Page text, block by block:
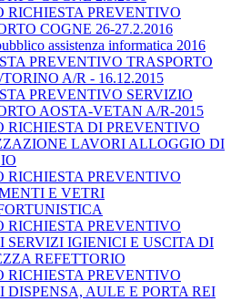
RICHIESTA PREVENTIVO
COGNE 26-27.2.2016
assistenza informatica 2016
PREVENTIVO TRASPORTO
A/R - 16.12.2015
PREVENTIVO SERVIZIO
AOSTA-VETAN A/R-2015
RICHIESTA DI PREVENTIVO
LAVORI ALLOGGIO DI
RICHIESTA PREVENTIVO
E VETRI
RICHIESTA PREVENTIVO
SERVIZI IGIENICI E USCITA DI
REFETTORIO
RICHIESTA PREVENTIVO
DISPENSA, AULE E PORTA REI